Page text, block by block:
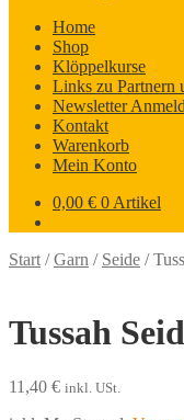
Home
Shop
Klöppelkurse
Links zu Partnern
Newsletter
Kontakt
Warenkorb
Mein Konto
0,00 € 0 Artikel
Start /Garn / Seide /
Tussah
11,40 € inkl. USt.